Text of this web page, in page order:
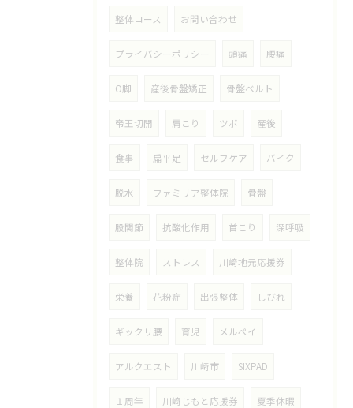
整体コース お問い合わせ
プライバシーポリシー 頭痛 腰痛
O脚 産後骨盤矯正 骨盤ベルト
帝王切開 肩こり ツボ 産後
食事 扁平足 セルフケア バイク
脱水 ファミリア整体院 骨盤
股関節 抗酸化作用 首こり 深呼吸
整体院 ストレス 川崎地元応援券
栄養 花粉症 出張整体 しびれ
ギックリ腰 育児 メルペイ
アルクエスト 川崎市 SIXPAD
１周年 川崎じもと応援券 夏季休暇